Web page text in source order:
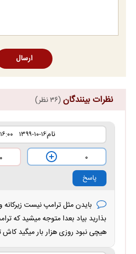
ارسال
نظرات بینندگان (۳۶ نظر)
نام۱۳۹۹-۱۰-۱۶ ۱۹:۱۶:۰۰
۰
۰
پاسخ
بایدن مثل ترامپ نیست زیرکانه
بذارید بیاد بعدا متوجه میشید که
هیچی نبود روزی هزار بار میگید کاش